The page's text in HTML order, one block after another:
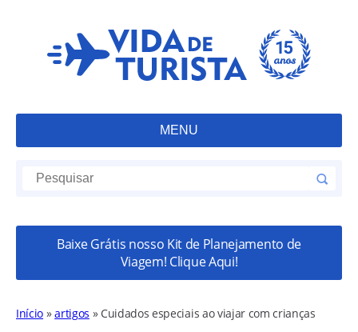
MENU
Baixe Grátis nosso Kit de Planejamento de
Viagem! Clique Aqui!
Início »artigos » Cuidados especiais ao viajar com crianças